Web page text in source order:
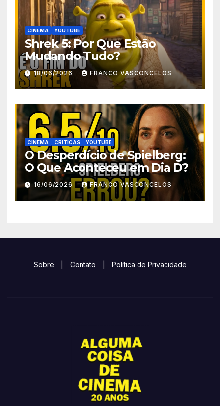
CINEMA YOUTUBE
Shrek 5: Por Que Estão
Mudando Tudo?
18/06/2026 FRANCO VASCONCELOS
CINEMA CRITICAS YOUTUBE
O Desperdício de Spielberg:
O Que Aconteceu em Dia D?
16/06/2026 FRANCO VASCONCELOS
Sobre Contato Política de Privacidade